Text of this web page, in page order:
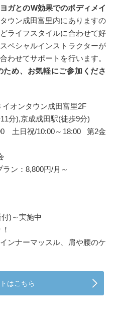
ガとのW効果でのボディメイ
ウン成田富里内にありますの
ライフスタイルに合わせて好
ペシャルインストラクターが
わせてサポートを行います。
め、お気軽にご参加くださ
オンタウン成田富里2F
分),京成成田駅(徒歩9分)
土日祝/10:00～18:00 第2金
ン：8,800円/月～
)～実施中
ンナーマッスル、肩や腰のケ
はこちら